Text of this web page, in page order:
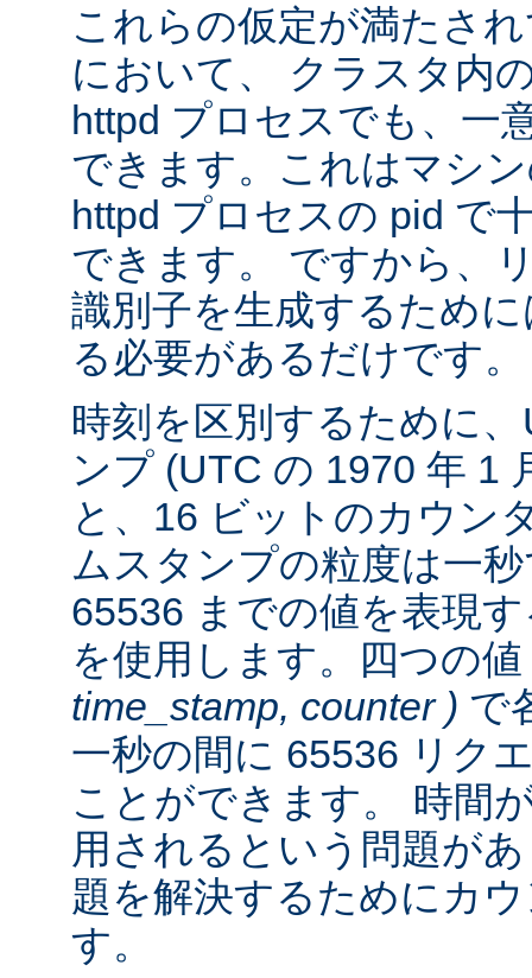
これらの仮定が満たさ
において、 クラスタ内
httpd プロセスでも、一
できます。これはマシ
httpd プロセスの pid で
できます。 ですから、
識別子を生成するため
る必要があるだけです。
時刻を区別するために
ンプ (UTC の 1970 年 1
と、16 ビットのカウン
ムスタンプの粒度は一
65536 までの値を表現
を使用します。四つの値
time_stamp, counter ) で
一秒の間に 65536 リク
ことができます。 時間
用されるという問題が
題を解決するためにカ
す。